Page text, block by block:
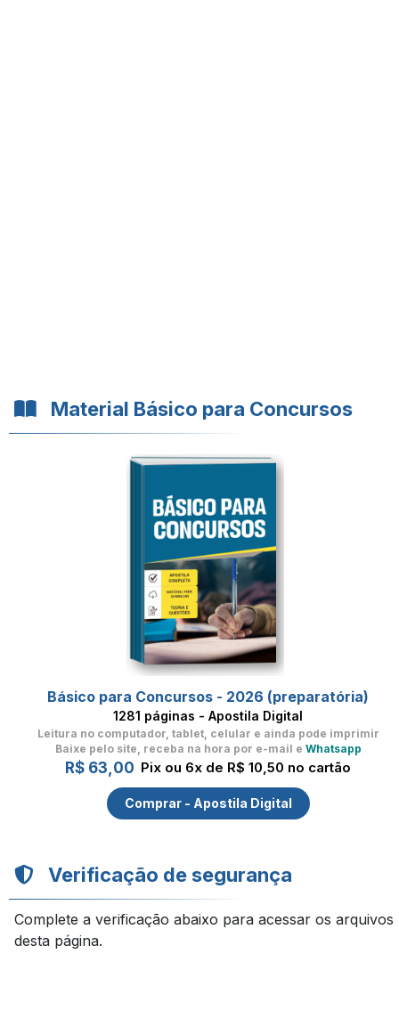
Material Básico para Concursos
Básico para Concursos - 2026 (preparatória)
1281 páginas - Apostila Digital
Leitura no computador, tablet, celular e ainda pode imprimir
Baixe pelo site, receba na hora por e-mail e Whatsapp
R$ 63,00 Pix ou 6x de R$ 10,50 no cartão
Comprar - Apostila Digital
Verificação de segurança
Complete a verificação abaixo para acessar os arquivos
desta página.